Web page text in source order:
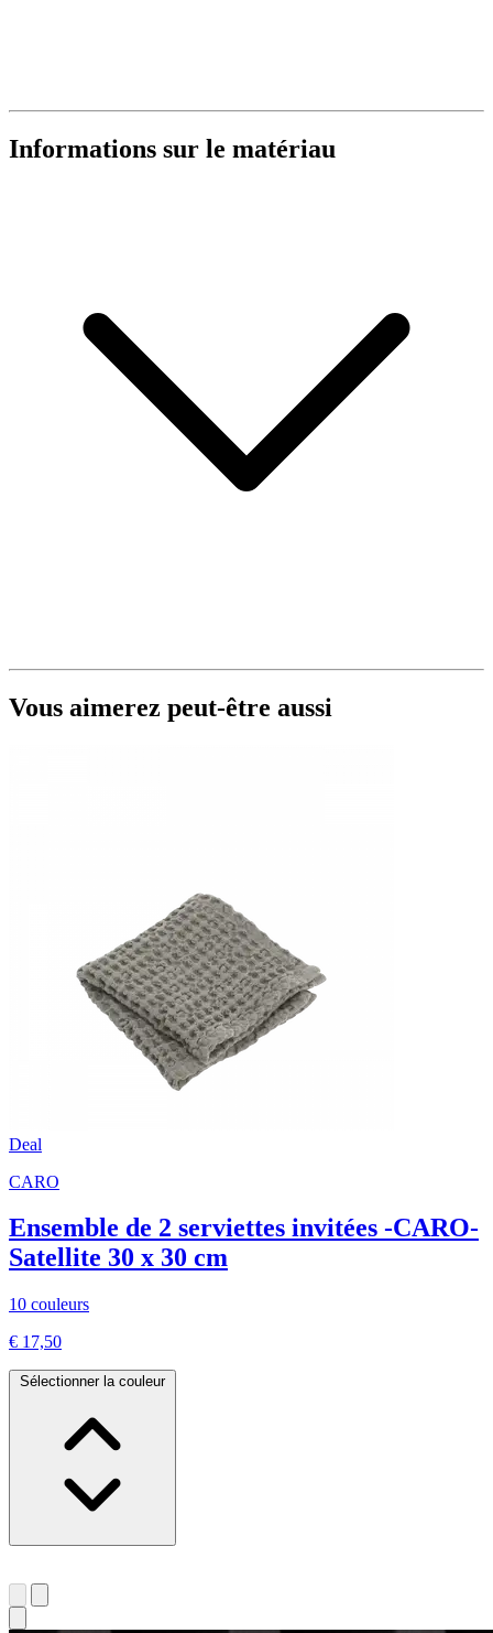
Informations sur le matériau
Vous aimerez peut-être aussi
Deal
CARO
Ensemble de 2 serviettes invitées -CARO-
Satellite 30 x 30 cm
10 couleurs
€ 17,50
Sélectionner la couleur